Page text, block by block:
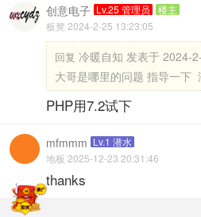
创意电子 Lv.25 管理员
板凳 2024-2-25 13:23:05
回复 冷暖自知 发表于 2024-
大哥是哪里的问题 指导一下
PHP用7.2试下
mfmmm Lv.1 潜水
地板 2025-12-23 20:31:46
thanks